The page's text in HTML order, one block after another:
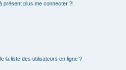
présent plus me connecter ?!
la liste des utilisateurs en ligne ?